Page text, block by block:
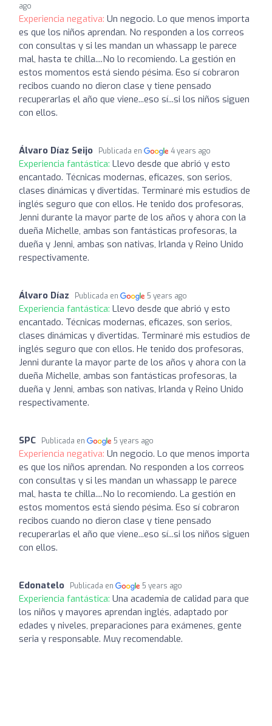
ago
Experiencia negativa: Un negocio. Lo que menos importa
es que los niños aprendan. No responden a los correos
con consultas y si les mandan un whassapp le parece
mal, hasta te chilla....No lo recomiendo. La gestión en
estos momentos está siendo pésima. Eso sí cobraron
recibos cuando no dieron clase y tiene pensado
recuperarlas el año que viene...eso sí...si los niños siguen
con ellos.
Álvaro Díaz Seijo Publicada en 4 years ago
Experiencia fantástica: Llevo desde que abrió y esto
encantado. Técnicas modernas, eficazes, son serios,
clases dinámicas y divertidas. Terminaré mis estudios de
inglés seguro que con ellos. He tenido dos profesoras,
Jenni durante la mayor parte de los años y ahora con la
dueña Michelle, ambas son fantásticas profesoras, la
dueña y Jenni, ambas son nativas, Irlanda y Reino Unido
respectivamente.
Álvaro Díaz Publicada en 5 years ago
Experiencia fantástica: Llevo desde que abrió y esto
encantado. Técnicas modernas, eficazes, son serios,
clases dinámicas y divertidas. Terminaré mis estudios de
inglés seguro que con ellos. He tenido dos profesoras,
Jenni durante la mayor parte de los años y ahora con la
dueña Michelle, ambas son fantásticas profesoras, la
dueña y Jenni, ambas son nativas, Irlanda y Reino Unido
respectivamente.
SPC Publicada en 5 years ago
Experiencia negativa: Un negocio. Lo que menos importa
es que los niños aprendan. No responden a los correos
con consultas y si les mandan un whassapp le parece
mal, hasta te chilla....No lo recomiendo. La gestión en
estos momentos está siendo pésima. Eso sí cobraron
recibos cuando no dieron clase y tiene pensado
recuperarlas el año que viene...eso sí...si los niños siguen
con ellos.
Edonatelo Publicada en 5 years ago
Experiencia fantástica: Una academia de calidad para que
los niños y mayores aprendan inglés, adaptado por
edades y niveles, preparaciones para exámenes, gente
seria y responsable. Muy recomendable.